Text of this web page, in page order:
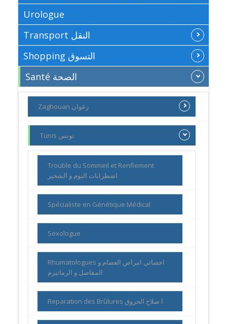
Urologue
Transport النقل
Shopping التسوق
Santé الصحة
Zaghouan زغوان
Tunis تونس
Trouble du Sommeil et Renflement
اضطرابات النوم و الشخير
Spécialiste en Génétique Médical
Sexologue
Rhumatologues اخصائي امراض العضام و
المفاصل و الرماتيزم
Reparation des Brûlures ا صلاح الحروق